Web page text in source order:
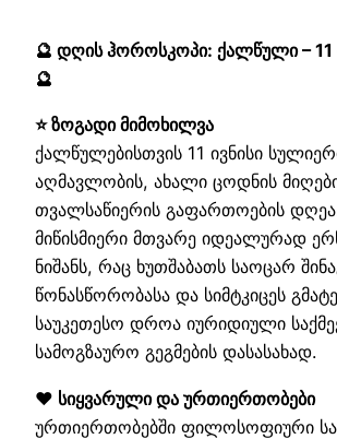
🔮 დღის ჰოროსკოპი: ქალწული – 11
🔮
⭐ ზოგადი მიმოხილვა
ქალწულებისთვის 11 ივნისი
აღმავლობის, ახალი ცოდნის
თვალსაწიერის გაფართოების
მიწისმიერი მთვარე იდეალურად
ნიშანს, რაც ხუთშაბათს საოცარ
წონასწორობასა და სიმტკიცეს
საუკეთესო დროა იურიდიული
სამოგზაურო გეგმების დასასახად.
❤️ სიყვარული და ურთიერთობები
ურთიერთობებში ფილოსოფიური